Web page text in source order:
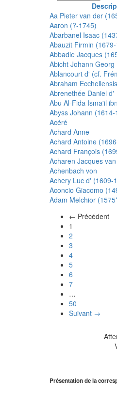
Aa Pieter van der
Aaron (?-1745)
Abarbanel Isaac
Abauzit Firmin
Abbadie Jacques
Abicht Johann
Ablancourt d' (cf.
Abraham
Abrenethée Daniel d'
Abu Al-Fida Isma'il
Abyss Johann (1614-
Acéré
Achard Anne
Achard Antoine
Achard François
Acharen Jacques van
Achenbach von
Achery Luc d' (1609-
Aconcio Giacomo
Adam Melchior
← Précédent
1
2
3
4
5
6
7
…
50
Suivant →
Présentation de la